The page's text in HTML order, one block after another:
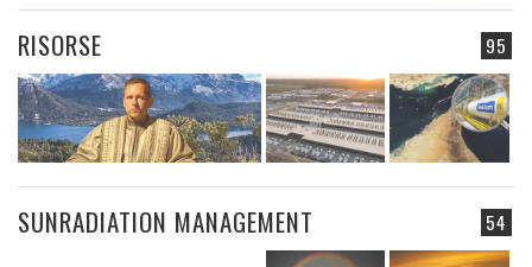
95
RISORSE
54
SUNRADIATION MANAGEMENT